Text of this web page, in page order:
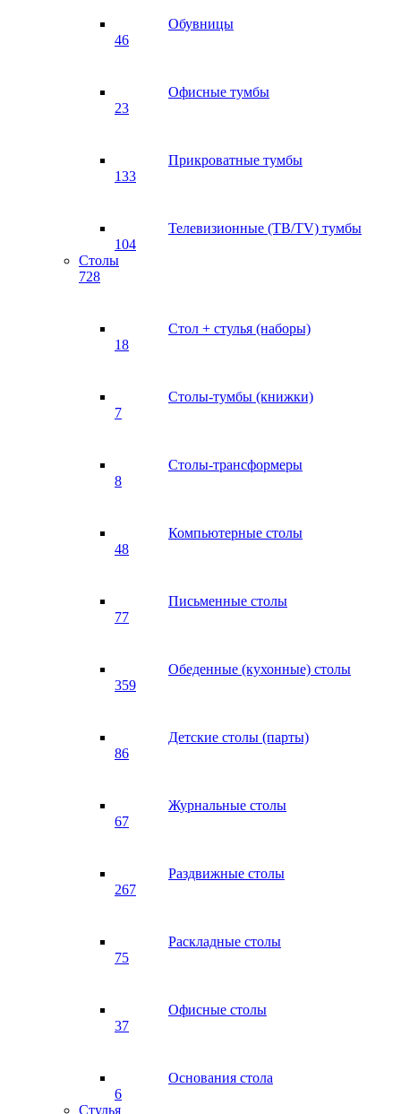
Обувницы
46
Офисные тумбы
23
Прикроватные тумбы
133
Телевизионные (ТВ/TV) тумбы
104
Столы
728
Стол + стулья (наборы)
18
Столы-тумбы (книжки)
7
Столы-трансформеры
8
Компьютерные столы
48
Письменные столы
77
Обеденные (кухонные) столы
359
Детские столы (парты)
86
Журнальные столы
67
Раздвижные столы
267
Раскладные столы
75
Офисные столы
37
Основания стола
6
Стулья